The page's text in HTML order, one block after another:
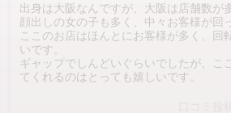
出身は大阪なんですが、大阪は店舗数が
顔出しの女の子も多く、中々お客様が回
ここのお店はほんとにお客様が多く、回
いです。
ギャップでしんどいぐらいでしたが、こ
てくれるのはとっても嬉しいです。